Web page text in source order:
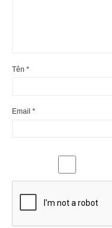
Tên *
Email *